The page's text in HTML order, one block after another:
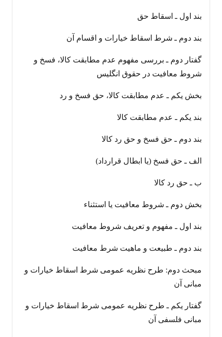
بند اول ـ اسقاط حق
بند دوم ـ شرط اسقاط خيارات و اقسام آن
گفتار دوم ـ بررسی مفهوم عدم مطابقت کالا، فسخ و
شروط معافیت در حقوق انگلیس
بخش یکم ـ عدم مطابقت کالا، حق فسخ و رد
بند یکم ـ عدم مطابقت کالا
بند دوم ـ حق فسخ و حق رد کالا
الف ـ حق فسخ (یا ابطال قرارداد)
ب ـ حق رد کالا
بخش دوم ـ شروط معافیت یا استثناء
بند اول ـ مفهوم و تعریف شروط معافیت
بند دوم ـ طبیعت و ماهیت شرط معافیت
مبحث دوم: طرح نظریه عمومی شرط اسقاط خیارات و
مبانی آن
گفتار یکم ـ طرح نظریه عمومی شرط اسقاط خیارات و
مبانی فلسفی آن